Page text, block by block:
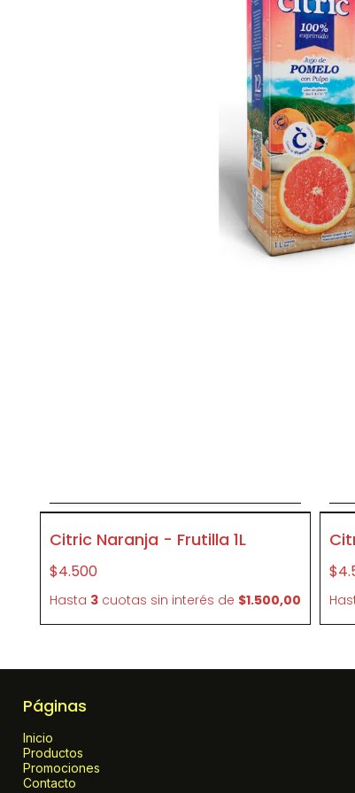
P419
Citric Naranja - Frutilla 1L
$4.500
Hasta 3 cuotas sin interés de $1.500,00
Páginas
Inicio
Productos
Promociones
Contacto